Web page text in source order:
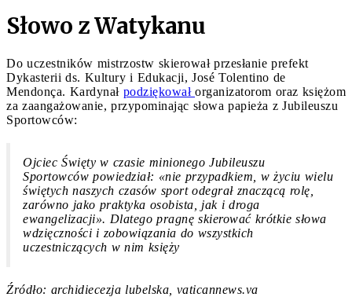
Słowo z Watykanu
Do uczestników mistrzostw skierował przesłanie prefekt
Dykasterii ds. Kultury i Edukacji, José Tolentino de
Mendonça. Kardynał podziękował organizatorom oraz księżom
za zaangażowanie, przypominając słowa papieża z Jubileuszu
Sportowców:
Ojciec Święty w czasie minionego Jubileuszu
Sportowców powiedział: «nie przypadkiem, w życiu wielu
świętych naszych czasów sport odegrał znaczącą rolę,
zarówno jako praktyka osobista, jak i droga
ewangelizacji». Dlatego pragnę skierować krótkie słowa
wdzięczności i zobowiązania do wszystkich
uczestniczących w nim księży
Źródło: archidiecezja lubelska, vaticannews.va